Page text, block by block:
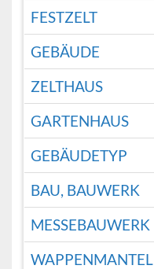
FESTZELT
GEBÄUDE
ZELTHAUS
GARTENHAUS
GEBÄUDETYP
BAU, BAUWERK
MESSEBAUWERK
WAPPENMANTEL